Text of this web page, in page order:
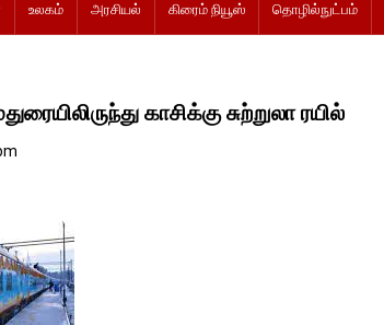
உலகம் அரசியல் கிரைம் நியூஸ் தொழில்நுட்பம்
காசிக்கு சுற்றுலா ரயில்